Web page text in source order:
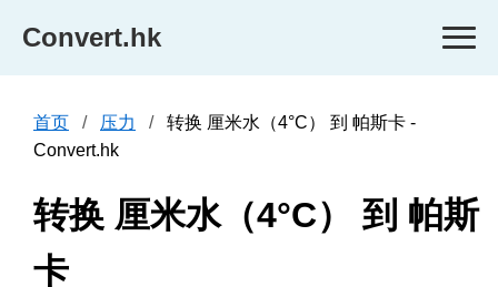
Convert.hk
首页 压力
转换 厘米水（4°C） 到 帕斯卡 -
Convert.hk
转换 厘米水（4°C） 到 帕斯
卡